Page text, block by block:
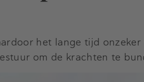
het lange tijd
om de krachten te